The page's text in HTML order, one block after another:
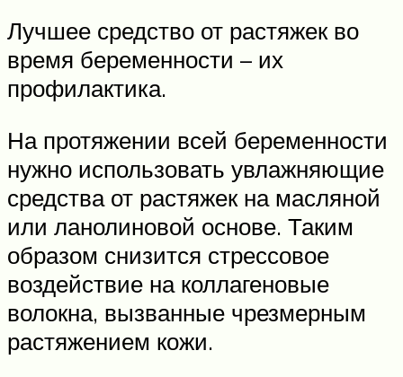
Лучшее средство от растяжек во
время беременности – их
профилактика.
На протяжении всей беременности
нужно использовать увлажняющие
средства от растяжек на масляной
или ланолиновой основе. Таким
образом снизится стрессовое
воздействие на коллагеновые
волокна, вызванные чрезмерным
растяжением кожи.